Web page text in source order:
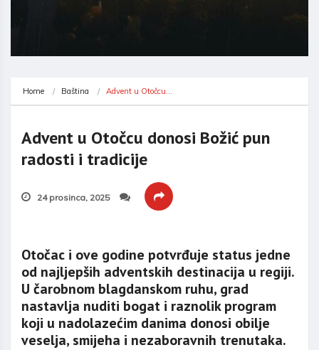
Home Baština Advent u Otočcu…
Advent u Otočcu donosi Božić pun
radosti i tradicije
24 prosinca, 2025
Otočac i ove godine potvrđuje status jedne
od najljepših adventskih destinacija u regiji.
U čarobnom blagdanskom ruhu, grad
nastavlja nuditi bogat i raznolik program
koji u nadolazećim danima donosi obilje
veselja, smijeha i nezaboravnih trenutaka.